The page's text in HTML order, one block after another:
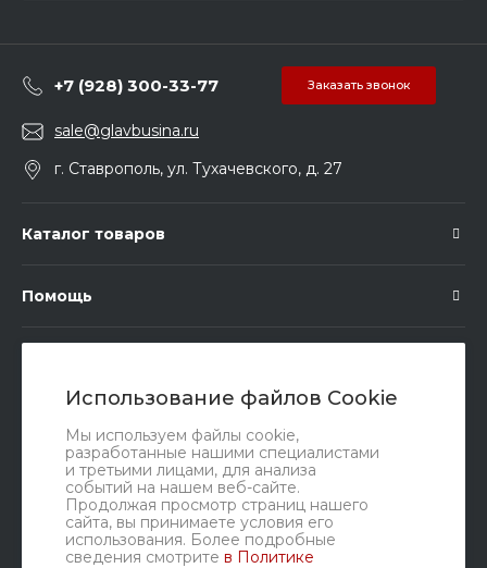
Использование файлов Cookie
Мы используем файлы cookie,
разработанные нашими специалистами
и третьими лицами, для анализа
событий на нашем веб-сайте.
Продолжая просмотр страниц нашего
сайта, вы принимаете условия его
использования. Более подробные
сведения смотрите в Политике
+7 (928) 300-33-77 Заказать звонок
sale@glavbusina.ru
г. Ставрополь, ул. Тухачевского, д. 27
Каталог товаров
Помощь